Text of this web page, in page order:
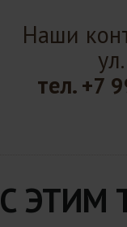
Наши
тел.+7
С ЭТИМ